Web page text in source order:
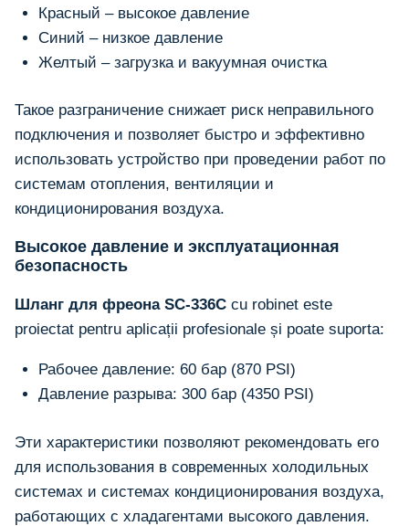
Красный – высокое давление
Синий – низкое давление
Желтый – загрузка и вакуумная очистка
Такое разграничение снижает риск неправильного
подключения и позволяет быстро и эффективно
использовать устройство при проведении работ по
системам отопления, вентиляции и
кондиционирования воздуха.
Высокое давление и эксплуатационная
безопасность
Шланг для фреона SC-336C cu robinet este
proiectat pentru aplicații profesionale și poate suporta:
Рабочее давление: 60 бар (870 PSI)
Давление разрыва: 300 бар (4350 PSI)
Эти характеристики позволяют рекомендовать его
для использования в современных холодильных
системах и системах кондиционирования воздуха,
работающих с хладагентами высокого давления.